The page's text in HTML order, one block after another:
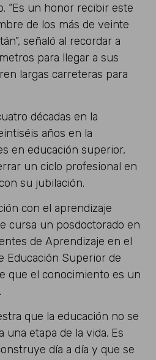
“Es un honor recibir este
de los más de veinte
señaló al recordar a
para llegar a sus
largas carreteras para
décadas en la
años en la
en educación superior,
un ciclo profesional en
su jubilación.
con el aprendizaje
cursa un posdoctorado en
de Aprendizaje en el
Educación Superior de
que el conocimiento es un
que la educación no se
una etapa de la vida. Es
día a día y que se